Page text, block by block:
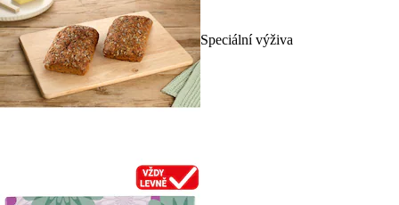
Speciální výživa